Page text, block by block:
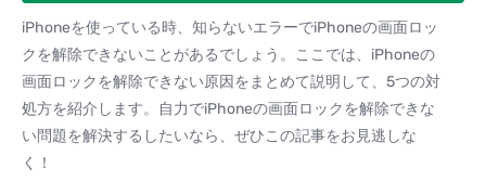
iPhoneを使っている時、知らないエラーでiPhoneの画面ロッ
クを解除できないことがあるでしょう。ここでは、iPhoneの
画面ロックを解除できない原因をまとめて説明して、5つの対
処方を紹介します。自力でiPhoneの画面ロックを解除できな
い問題を解決するしたいなら、ぜひこの記事をお見逃しな
く！